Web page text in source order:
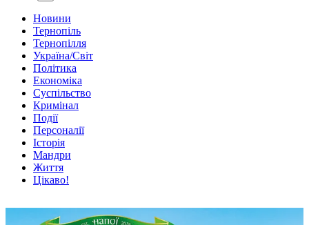
Новини
Тернопіль
Тернопілля
Україна/Світ
Політика
Економіка
Суспільство
Кримінал
Події
Персоналії
Історія
Мандри
Життя
Цікаво!